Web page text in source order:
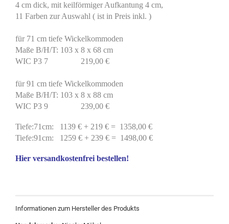
4 cm dick, mit keilförmiger Aufkantung 4 cm,
11 Farben zur Auswahl ( ist in Preis inkl. )
für 71 cm tiefe Wickelkommoden
Maße B/H/T: 103 x 8 x 68 cm
WIC P3 7 219,00 €
für 91 cm tiefe Wickelkommoden
Maße B/H/T: 103 x 8 x 88 cm
WIC P3 9 239,00 €
Tiefe:71cm: 1139 € + 219 € = 1358,00 €
Tiefe:91cm: 1259 € + 239 € = 1498,00 €
Hier versandkostenfrei bestellen!
Informationen zum Hersteller des Produkts